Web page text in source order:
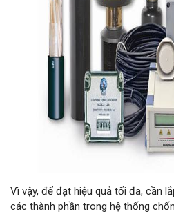
Vì vậy, để đạt hiệu quả tối đa, cần
các thành phần trong hệ thống